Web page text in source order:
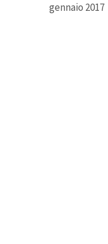
gennaio 2017